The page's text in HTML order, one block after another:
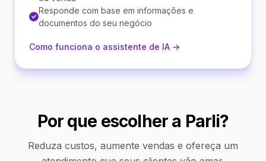
Responde com base em informações e
documentos do seu negócio
Como funciona o assistente de IA →
Por que escolher a Parli?
Reduza custos, aumente vendas e ofereça um